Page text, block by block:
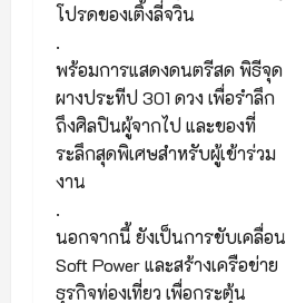
โปรดของเติ้งลี่จวิน
.
พร้อมการแสดงดนตรีสด พิธีจุด
ผางประทีป 301 ดวง เพื่อรำลึก
ถึงศิลปินผู้จากไป และของที่
ระลึกสุดพิเศษสำหรับผู้เข้าร่วม
งาน
.
นอกจากนี้ ยังเป็นการขับเคลื่อน
Soft Power และสร้างเครือข่าย
ธุรกิจท่องเที่ยว เพื่อกระตุ้น